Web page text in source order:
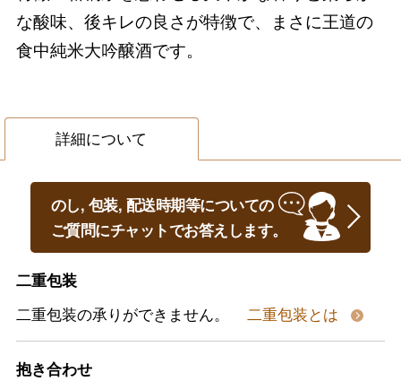
な酸味、後キレの良さが特徴で、まさに王道の
食中純米大吟醸酒です。
詳細について
のし, 包装, 配送時期等についての
ご質問にチャットでお答えします。
二重包装
二重包装の承りができません。
二重包装とは
抱き合わせ